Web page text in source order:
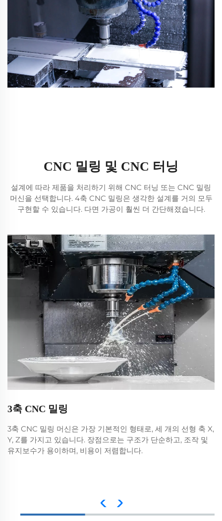
CNC 밀링 및 CNC 터닝
설계에 따라 제품을 처리하기 위해 CNC 터닝 또는 CNC 밀링
머신을 선택합니다. 4축 CNC 밀링은 생각한 설계를 거의 모두
구현할 수 있습니다. 다면 가공이 훨씬 더 간단해졌습니다.
3축 CNC 밀링
3축 CNC 밀링 머신은 가장 기본적인 형태로, 세 개의 선형 축 X,
Y, Z를 가지고 있습니다. 장점으로는 구조가 단순하고, 조작 및
유지보수가 용이하며, 비용이 저렴합니다.